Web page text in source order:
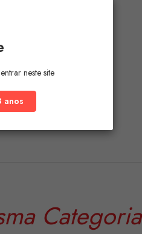
Categoria
neste site
anos